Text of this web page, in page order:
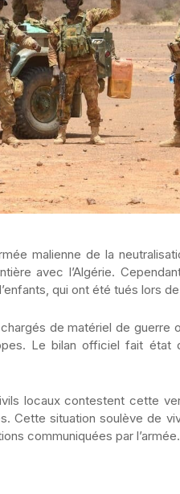
malienne de la
avec l’Algérie.
qui ont été tués lors
de matériel de guerre
Le bilan officiel fait état
locaux contestent cette
Cette situation soulève de
communiquées par l’armée.